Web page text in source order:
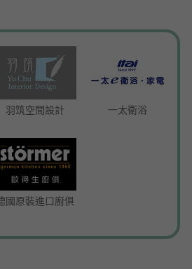
羽筑空間設計 一太衛浴
國原裝進口廚俱